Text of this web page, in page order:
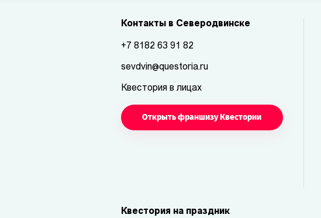
Контакты в Северодвинске
+7 8182 63 91 82
sevdvin@questoria.ru
Квестория в лицах
Открыть франшизу Квестории
Квестория на праздник